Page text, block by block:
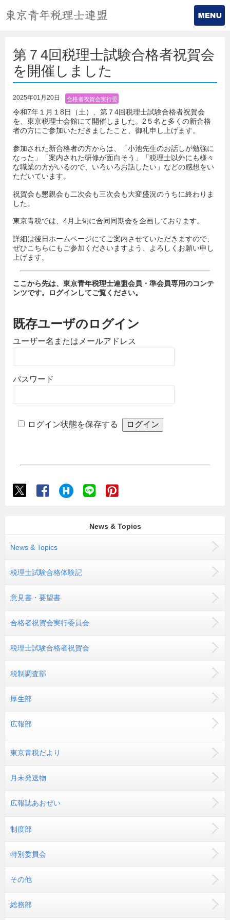
第７4回税理士試験合格者祝賀会
を開催しました
2025年01月20日
合格者祝賀会実行委
員会
令和7年１月１8日（土）、第７4回税理士試験合格者祝賀会
を、東京税理士会館にて開催しました。2５名と多くの新合格
者の方にご参加いただきましたこと、御礼申し上げます。
参加された新合格者の方からは、「小池先生のお話しが勉強に
なった」「案内された研修が面白そう」「税理士以外にも様々
な職業の方がいるので、いろいろお話したい」などの感想をい
ただいています。
祝賀会も懇親会も二次会も三次会も大変盛況のうちに終わりま
した。
東京青税では、4月上旬に合同同期会を企画しております。
詳細は後日ホームページにてご案内させていただきますので、
ぜひこちらにもご参加くださいますよう、よろしくお願い申し
上げます。
ここから先は、東京青年税理士連盟会員・準会員専用のコンテ
ンツです。ログインしてご覧ください。
既存ユーザのログイン
ユーザー名またはメールアドレス
パスワード
ログイン状態を保存する
News & Topics
News & Topics
税理士試験合格体験記
意見書・要望書
合格者祝賀会実行委員会
税理士試験合格者祝賀会
税制調査部
厚生部
広報部
東京青税だより
月末発送物
広報誌あおぜい
制度部
特別委員会
その他
総務部